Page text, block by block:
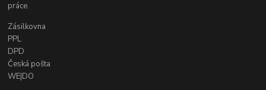
práce.
Zásilkovna
PPL
DPD
Česká pošta
WE|DO